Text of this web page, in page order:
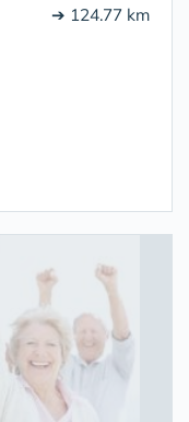
➔ 124.77 km